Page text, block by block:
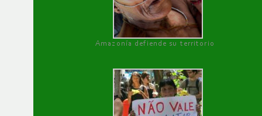
Amazonía defiende su territorio